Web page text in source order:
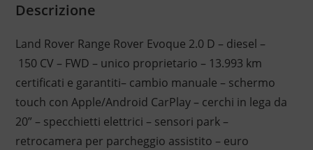
Descrizione
Land Rover Range Rover Evoque 2.0 D – diesel –
150 CV – FWD – unico proprietario – 13.993 km
certificati e garantiti– cambio manuale – schermo
touch con Apple/Android CarPlay – cerchi in lega da
20” – specchietti elettrici – sensori park –
retrocamera per parcheggio assistito – euro